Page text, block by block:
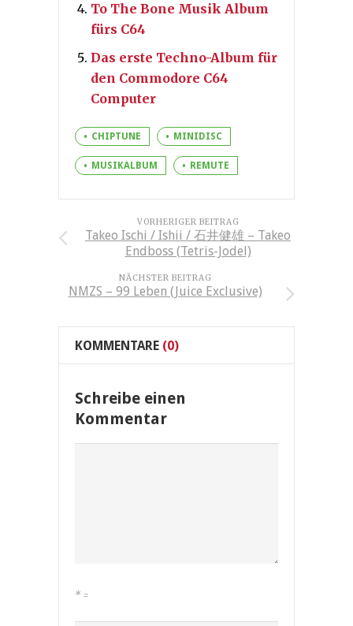
To The Bone Musik Album
fürs C64
Das erste Techno-Album für
den Commodore C64
Computer
CHIPTUNE MINIDISC
MUSIKALBUM REMUTE
VORHERIGER BEITRAG
Takeo Ischi / Ishii / 石井健雄 – Takeo
Endboss (Tetris-Jodel)
NÄCHSTER BEITRAG
NMZS – 99 Leben (Juice Exclusive)
KOMMENTARE (0)
Schreibe einen
Kommentar
* =